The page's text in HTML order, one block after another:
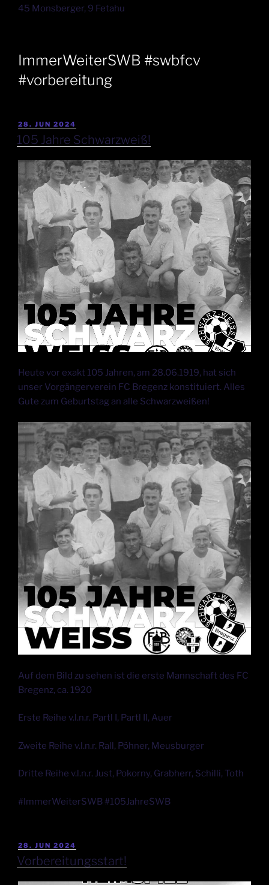
45 Monsberger, 9 Fetahu
ImmerWeiterSWB #swbfcv
#vorbereitung
28. JUN 2024
105 Jahre Schwarzweiß!
Heute vor exakt 105 Jahren, am 28.06.1919, hat sich
unser Vorgängerverein FC Bregenz konstituiert. Alles
Gute zum Geburtstag an alle Schwarzweißen!
Auf dem Bild zu sehen ist die erste Mannschaft des FC
Bregenz, ca. 1920
Erste Reihe v.l.n.r. Partl I, Partl II, Auer
Zweite Reihe v.l.n.r. Rall, Pöhner, Meusburger
Dritte Reihe v.l.n.r. Just, Pokorny, Grabherr, Schilli, Toth
#ImmerWeiterSWB #105JahreSWB
28. JUN 2024
Vorbereitungsstart!